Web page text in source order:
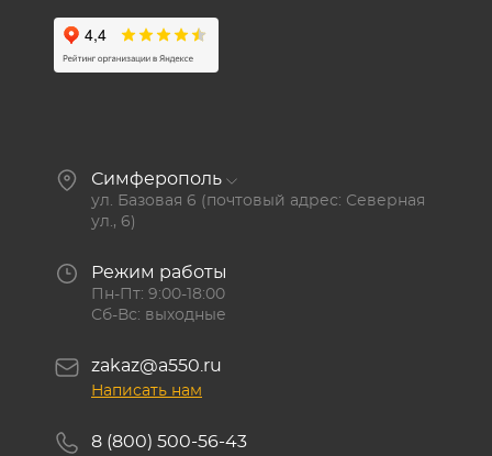
Симферополь
ул. Базовая 6 (почтовый адрес: Северная
ул., 6)
Режим работы
Пн-Пт: 9:00-18:00
Сб-Вс: выходные
zakaz@a550.ru
Написать нам
8 (800) 500-56-43